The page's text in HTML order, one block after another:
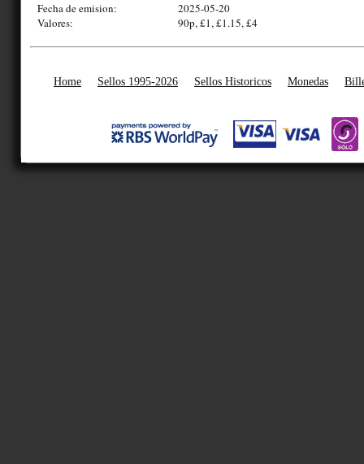
Fecha de emision:
2025-05-20
Valores:
90p, £1, £1.15, £4
Home Sellos 1995-2026 Sellos Historicos Monedas